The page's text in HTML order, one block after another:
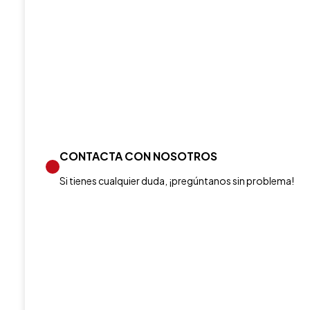
CONTACTA CON NOSOTROS
Si tienes cualquier duda, ¡pregúntanos sin problema!